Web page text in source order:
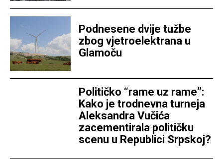
Podnesene dvije tužbe
zbog vjetroelektrana u
Glamoču
Političko “rame uz rame”:
Kako je trodnevna turneja
Aleksandra Vučića
zacementirala političku
scenu u Republici Srpskoj?